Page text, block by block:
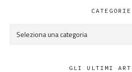
CATEGORIE
GLI ULTIMI